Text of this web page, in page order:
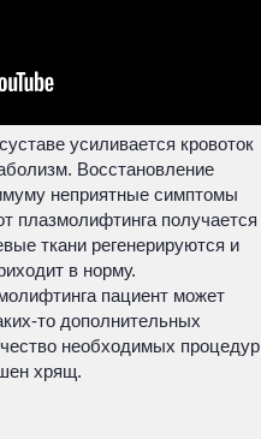
усиливается кровоток
Восстановление
неприятные симптомы
плазмолифтинга получается
ткани регенерируются и
в норму.
пациент может
то дополнительных
необходимых процедур
хрящ.